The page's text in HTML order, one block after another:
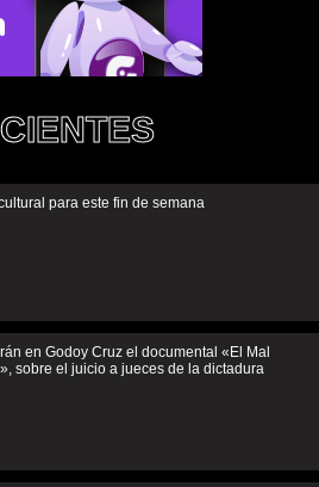
para este fin de semana
en Godoy Cruz el documental «El Mal
sobre el juicio a jueces de la dictadura